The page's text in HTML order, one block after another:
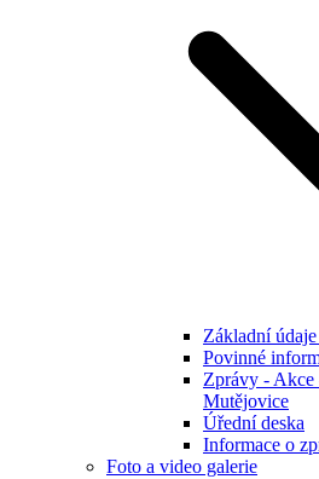
Základní
Povinné
Zprávy -
Mutějovice
Úřední deska
Informace o
Foto a video galerie